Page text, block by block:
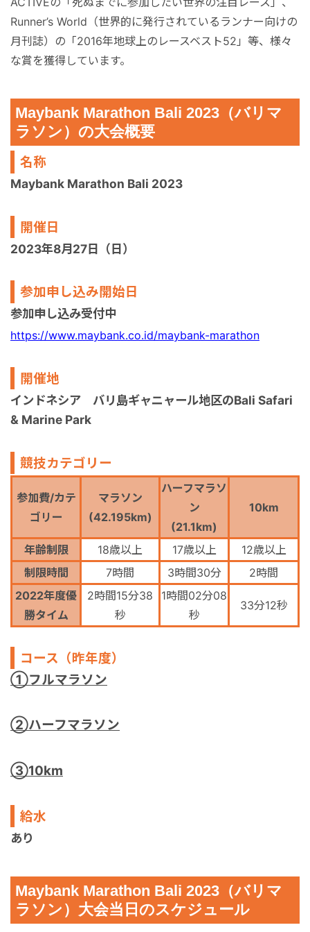
Runner’s World（世界的に発行されているランナー向けの
月刊誌）の「2016年地球上のレースベスト52」等、様々
な賞を獲得しています。
Maybank Marathon Bali 2023（バリマ
ラソン）の大会概要
名称
Maybank Marathon Bali 2023
開催日
2023年8月27日（日）
参加申し込み開始日
参加申し込み受付中
https://www.maybank.co.id/maybank-marathon
開催地
インドネシア バリ島ギャニャール地区のBali Safari
& Marine Park
競技カテゴリー
参加費/カテ
ゴリー
マラソン
(42.195km)
ハーフマラソ
ン
(21.1km)
10km
年齢制限 18歳以上 17歳以上
12歳以上
制限時間
7時間 3時間30分
2時間
2022年度優
勝タイム
2時間15分38
秒
1時間02分08
秒
33分12秒
コース（昨年度）
①フルマラソン
②ハーフマラソン
③10km
給水
あり
Maybank Marathon Bali 2023（バリマ
ラソン）大会当日のスケジュール